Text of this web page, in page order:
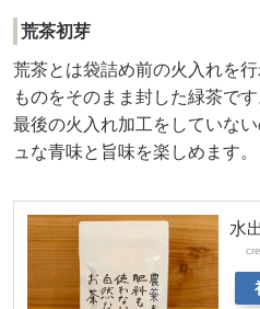
荒茶初芽
荒茶とは袋詰め前の火入れを
ものをそのまま封した緑茶です
最後の火入れ加工をしていな
ュな青味と旨味を楽しめます。
水